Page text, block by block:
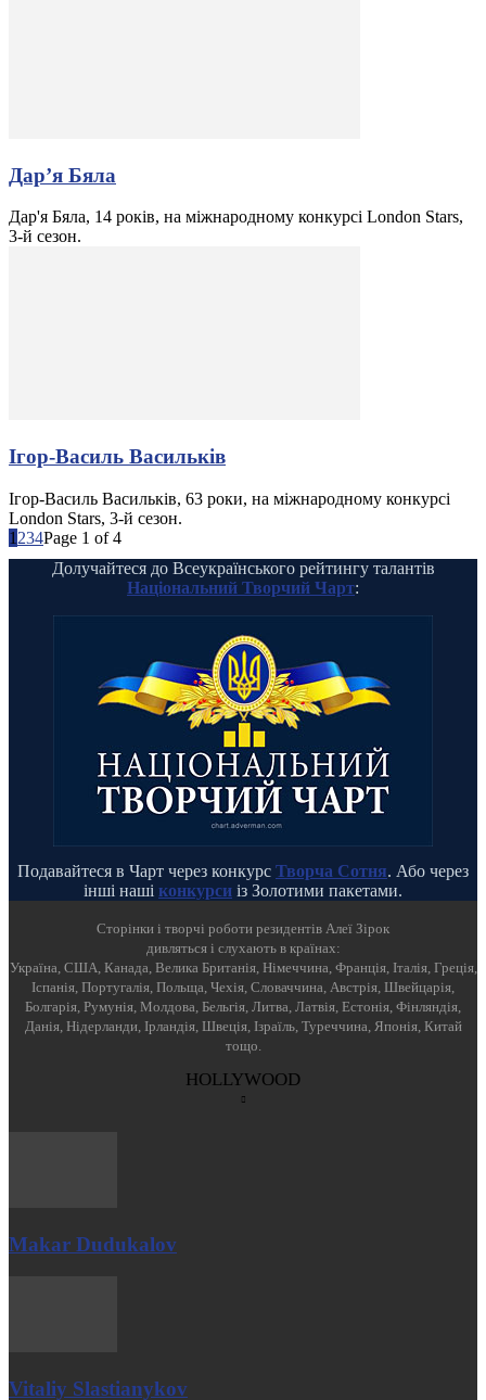
Дар’я Бяла
Дар'я Бяла, 14 років, на міжнародному конкурсі London Stars,
3-й сезон.
Ігор-Василь Васильків
Ігор-Василь Васильків, 63 роки, на міжнародному конкурсі
London Stars, 3-й сезон.
1 234Page 1 of 4
Долучайтеся до Всеукраїнського рейтингу талантів
Національний Творчий Чарт:
Подавайтеся в Чарт через конкурс Творча Сотня. Або через
інші наші конкурси із Золотими пакетами.
Cторінки і творчі роботи резидентів Алеї Зірок
дивляться і слухають в країнах:
Україна, США, Канада, Велика Британія, Німеччина, Франція, Італія, Греція,
Іспанія, Португалія, Польща, Чехія, Словаччина, Австрія, Швейцарія,
Болгарія, Румунія, Молдова, Бельгія, Литва, Латвія, Естонія, Фінляндія,
Данія, Нідерланди, Ірландія, Швеція, Ізраїль, Туреччина, Японія, Китай
тощо.
HOLLYWOOD
Makar Dudukalov
Vitaliy Slastianykov